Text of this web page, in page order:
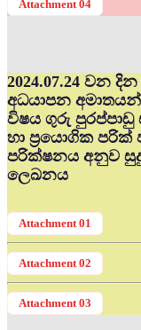
Attachment 04
2024.07.24 වන
අධ‍යාපන
විෂය ගුරු පුරප්පාඩු
හා ප්‍රයොගික
පරික්ෂනය අනුව
ලෙඛනය
Attachment 01
Attachment 02
Attachment 03